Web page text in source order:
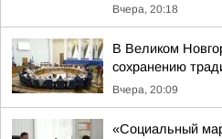
Вчера, 20:18
В Великом
сохранению
Вчера, 20:09
«Социальный